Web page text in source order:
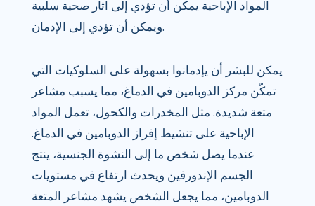
المواد الإباحية يمكن أن تؤدي إلى آثار صحية سلبية
ويمكن أن تؤدي إلى الإدمان.
يمكن للبشر أن يإدمانوا بسهولة على السلوكيات التي
تمكّن مركز الدوبامين في الدماغ، مما يسبب مشاعر
متعة شديدة. مثل المخدرات والكحول، تعمل المواد
الإباحية على تنشيط إفراز الدوبامين في الدماغ.
عندما يصل شخص ما إلى النشوة الجنسية، ينتج
الجسم الإندورفين ويحدث ارتفاع في مستويات
الدوبامين، مما يجعل الشخص يشهد مشاعر المتعة